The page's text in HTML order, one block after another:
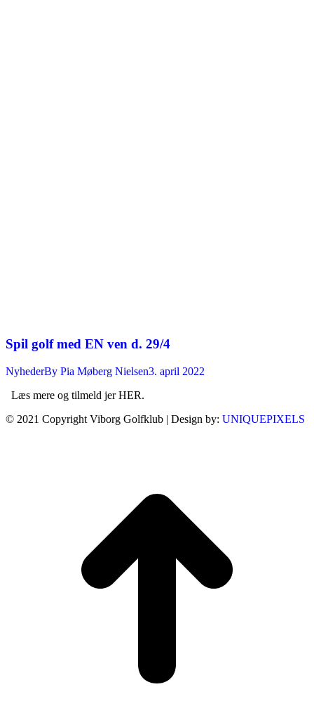
Spil golf med EN ven d. 29/4
NyhederBy Pia Møberg Nielsen3. april 2022
Læs mere og tilmeld jer HER.
© 2021 Copyright Viborg Golfklub | Design by: UNIQUEPIXELS